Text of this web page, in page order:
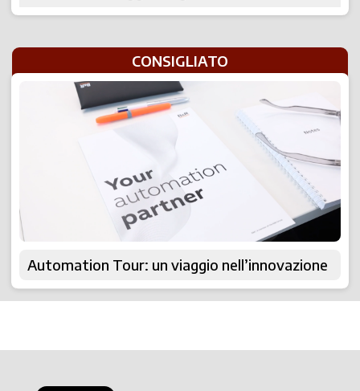
CONSIGLIATO
Automation Tour: un viaggio nell’innovazione